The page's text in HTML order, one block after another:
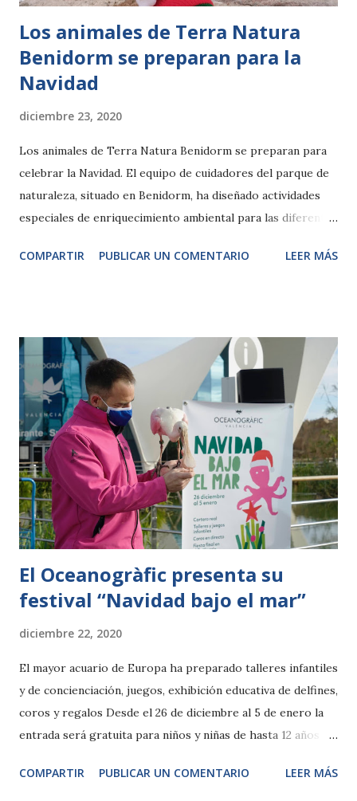
Los animales de Terra Natura
Benidorm se preparan para la
Navidad
diciembre 23, 2020
Los animales de Terra Natura Benidorm se preparan para
celebrar la Navidad. El equipo de cuidadores del parque de
naturaleza, situado en Benidorm, ha diseñado actividades
especiales de enriquecimiento ambiental para las diferentes
saimirí, los titis de Goeldi, o aves tropicales como los
de sus recintos. Algunos de estos regalos tendrán forma de
calcetín navideño, y en su interior guardarán la comida
favorita de cada animal que, por ejemplo, en el caso de los
monos serán pequeños gusanos, pipas y frutos. Otros
enriquecimientos que podrán presenciar los visitantes será
la alimentación de dholes, leones, ocelotes, tigres y
jaguares, así como la demostración de vuelo de aves
rapaces y el educativo de leones marinos. El objetivo
fundamental de estas acciones es fomentar e...
COMPARTIR PUBLICAR UN COMENTARIO LEER MÁS
El Oceanogràfic presenta su
festival “Navidad bajo el mar”
diciembre 22, 2020
El mayor acuario de Europa ha preparado talleres infantiles
y de concienciación, juegos, exhibición educativa de delfines,
coros y regalos Desde el 26 de diciembre al 5 de enero la
entrada será gratuita para niños y niñas de hasta 12 años
el parking será gratuito con una compra en las tiendas
COMPARTIR PUBLICAR UN COMENTARIO LEER MÁS